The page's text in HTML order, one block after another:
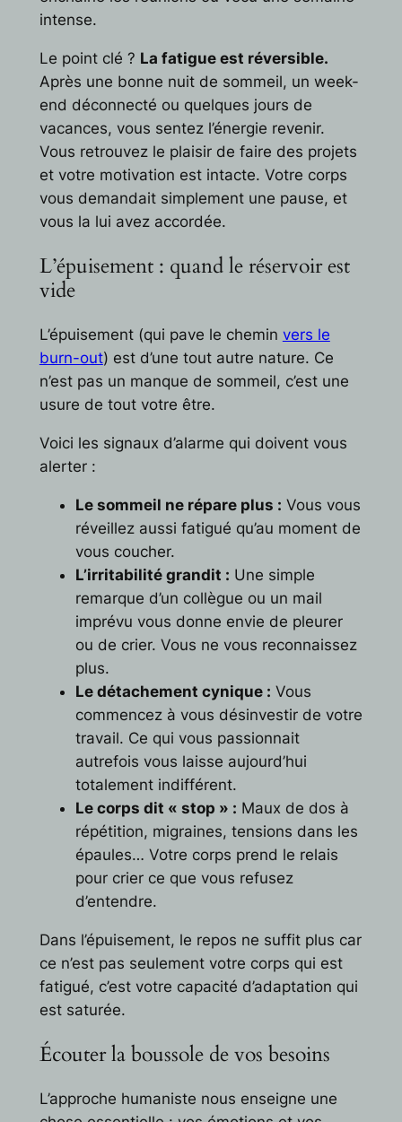
intense.
Le point clé ? La fatigue est réversible.
Après une bonne nuit de sommeil, un week-
end déconnecté ou quelques jours de
vacances, vous sentez l’énergie revenir.
Vous retrouvez le plaisir de faire des projets
et votre motivation est intacte. Votre corps
vous demandait simplement une pause, et
vous la lui avez accordée.
L’épuisement : quand le réservoir est
vide
L’épuisement (qui pave le chemin vers le
burn-out) est d’une tout autre nature. Ce
n’est pas un manque de sommeil, c’est une
usure de tout votre être.
Voici les signaux d’alarme qui doivent vous
alerter :
Le sommeil ne répare plus : Vous vous
réveillez aussi fatigué qu’au moment de
vous coucher.
L’irritabilité grandit : Une simple
remarque d’un collègue ou un mail
imprévu vous donne envie de pleurer
ou de crier. Vous ne vous reconnaissez
plus.
Le détachement cynique : Vous
commencez à vous désinvestir de votre
travail. Ce qui vous passionnait
autrefois vous laisse aujourd’hui
totalement indifférent.
Le corps dit « stop » : Maux de dos à
répétition, migraines, tensions dans les
épaules… Votre corps prend le relais
pour crier ce que vous refusez
d’entendre.
Dans l’épuisement, le repos ne suffit plus car
ce n’est pas seulement votre corps qui est
fatigué, c’est votre capacité d’adaptation qui
est saturée.
Écouter la boussole de vos besoins
L’approche humaniste nous enseigne une